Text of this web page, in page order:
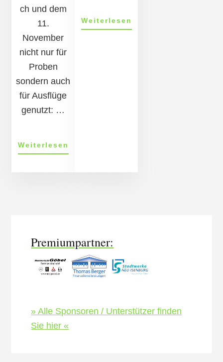
ch und dem
11.
November
nicht nur für
Proben
sondern auch
für Ausflüge
genutzt: …
Weiterlesen
2013
Weiterlesen
2014
Premiumpartner:
» Alle Sponsoren / Unterstützer finden
Sie hier «